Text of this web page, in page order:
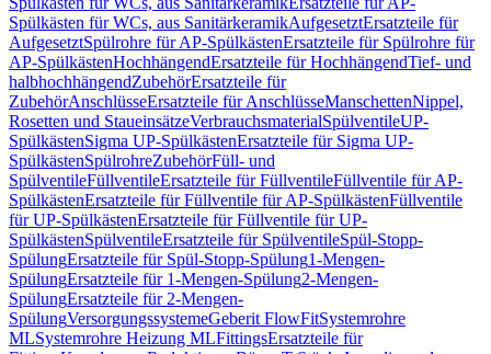
Spülkästen für WCs, aus SanitärkeramikAufgesetztErsatzteile für
AufgesetztSpülrohre für AP-SpülkästenErsatzteile für Spülrohre für
AP-SpülkästenHochhängendErsatzteile für HochhängendTief- und
halbhochhängendZubehörErsatzteile für
ZubehörAnschlüsseErsatzteile für AnschlüsseManschettenNippel,
Rosetten und StaueinsätzeVerbrauchsmaterialSpülventileUP-
SpülkästenSigma UP-SpülkästenErsatzteile für Sigma UP-
SpülkästenSpülrohreZubehörFüll- und
SpülventileFüllventileErsatzteile für FüllventileFüllventile für AP-
SpülkästenErsatzteile für Füllventile für AP-SpülkästenFüllventile
für UP-SpülkästenErsatzteile für Füllventile für UP-
SpülkästenSpülventileErsatzteile für SpülventileSpül-Stopp-
SpülungErsatzteile für Spül-Stopp-Spülung1-Mengen-
SpülungErsatzteile für 1-Mengen-Spülung2-Mengen-
SpülungErsatzteile für 2-Mengen-
SpülungVersorgungssystemeGeberit FlowFitSystemrohre
MLSystemrohre Heizung MLFittingsErsatzteile für